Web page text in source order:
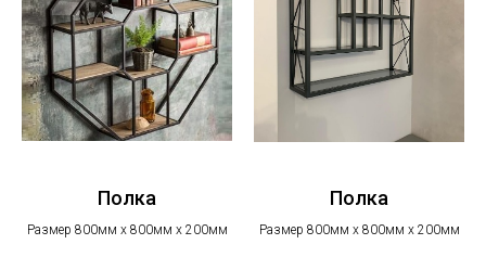
Полка
Размер 800мм х 800мм х 200мм
Полка
Размер 800мм х 800мм х 200мм